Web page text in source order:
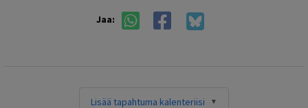
Jaa:
Lisää tapahtuma kalenteriisi